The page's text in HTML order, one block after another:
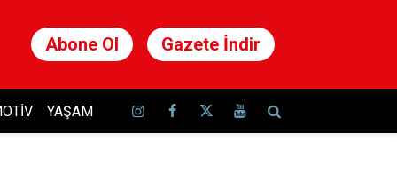
Abone Ol Gazete İndir
YAŞAM